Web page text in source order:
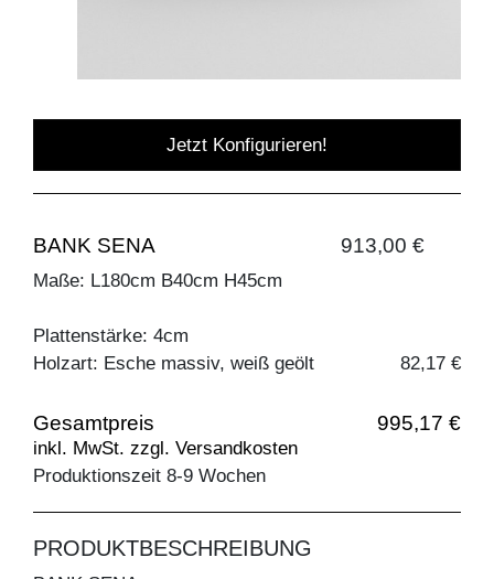
Jetzt Konfigurieren!
BANK SENA 913,00 €
Maße: L180cm B40cm H45cm
Plattenstärke: 4cm
Holzart: Esche massiv, weiß geölt
82,17 €
Gesamtpreis 995,17 €
inkl. MwSt. zzgl. Versandkosten
Produktionszeit 8-9 Wochen
PRODUKTBESCHREIBUNG